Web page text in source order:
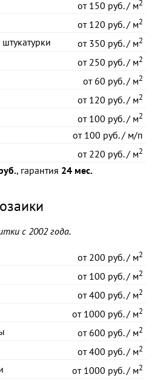
от150 руб. / м2
от120 руб. / м2
от350 руб. / м2
от250 руб. / м2
от60 руб. / м2
от120 руб. / м2
от100 руб. / м2
от100 руб. / м/п
от220 руб. / м2
, гарантия 24 мес.
с 2002 года.
от200 руб. / м2
от100 руб. / м2
от400 руб. / м2
от1000 руб. / м2
от600 руб. / м2
от400 руб. / м2
от1000 руб. / м2